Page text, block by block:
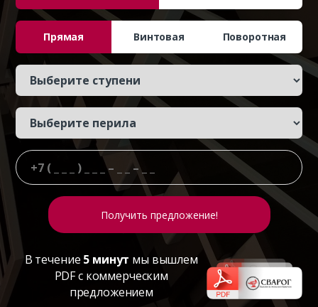
Прямая Винтовая Поворотная
В течение 5 минут мы вышлем
PDF с коммерческим
предложением